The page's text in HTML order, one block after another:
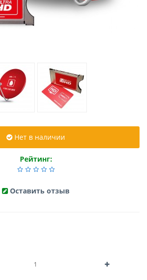
Нет в наличии
Рейтинг:
Оставить отзыв